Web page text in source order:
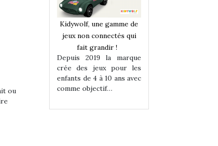
ou
Kidywolf, une gamme de
jeux non connectés qui
fait grandir !
Depuis 2019 la marque
crée des jeux pour les
enfants de 4 à 10 ans avec
comme objectif…